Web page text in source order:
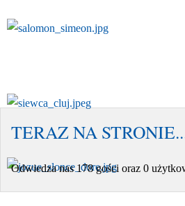
TERAZ NA
Odwiedza nas 178 gości oraz 0